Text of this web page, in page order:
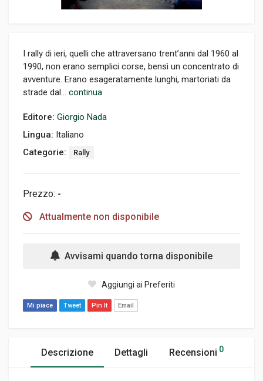
I rally di ieri, quelli che attraversano trent’anni dal 1960 al
1990, non erano semplici corse, bensì un concentrato di
avventure. Erano esageratamente lunghi, martoriati da
strade dal... continua
Editore: Giorgio Nada
Lingua: Italiano
Categorie:
Rally
Prezzo: -
Attualmente non disponibile
Avvisami quando torna disponibile
Aggiungi ai Preferiti
Mi piace Tweet Pin It Email
Descrizione Dettagli Recensioni 0